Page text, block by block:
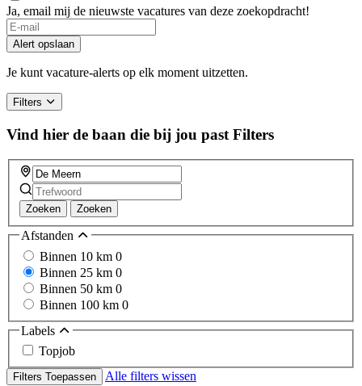
Ja, email mij de nieuwste vacatures van deze zoekopdracht!
Alert opslaan
Je kunt vacature-alerts op elk moment uitzetten.
Filters
Vind hier de baan die bij jou past Filters
Zoeken Zoeken
Afstanden
Binnen 10 km 0
Binnen 25 km 0
Binnen 50 km 0
Binnen 100 km 0
Labels
Topjob
Filters Toepassen
Alle filters wissen